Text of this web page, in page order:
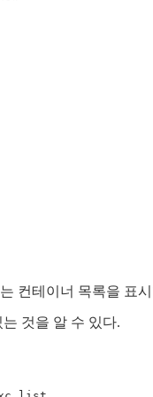
컨테이너 목록을 표
것을 알 수 있다.